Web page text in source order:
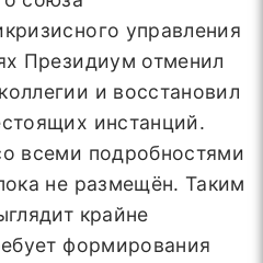
управления
Президиум отменил
и восстановил
инстанций.
всеми подробностями
не размещён. Таким
крайне
формирования